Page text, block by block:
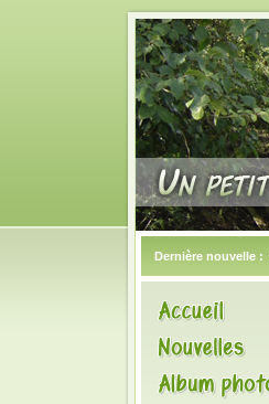
Dernière nouvelle :